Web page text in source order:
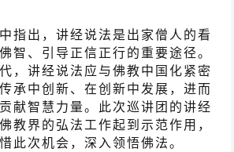
指出，讲经说法是出家僧人的看
智、引导正信正行的重要途径。
，讲经说法应与佛教中国化紧密
承中创新、在创新中发展，进而
献智慧力量。此次巡讲团的讲经
教界的弘法工作起到示范作用，
此次机会，深入领悟佛法。